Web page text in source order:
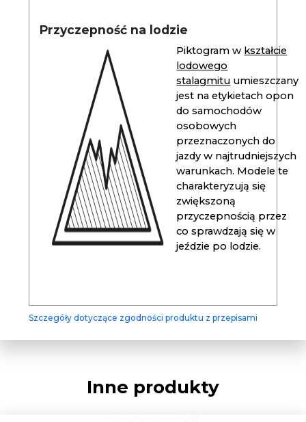
Przyczepność na lodzie
Piktogram w kształcie
lodowego
stalagmitu umieszczany
jest na etykietach opon
do samochodów
osobowych
przeznaczonych do
jazdy w najtrudniejszych
warunkach. Modele te
charakteryzują się
zwiększoną
przyczepnością przez
co sprawdzają się w
jeździe po lodzie.
Szczegóły dotyczące zgodności produktu z przepisami
Inne produkty